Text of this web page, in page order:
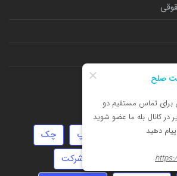
استارتاپ
چک
جعل
ثبت شرکت